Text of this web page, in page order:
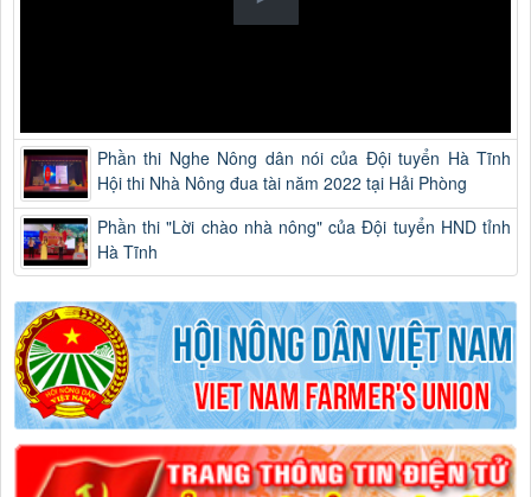
Phần thi Nghe Nông dân nói của Đội tuyển Hà Tĩnh
Hội thi Nhà Nông đua tài năm 2022 tại Hải Phòng
Phần thi "Lời chào nhà nông" của Đội tuyển HND tỉnh
Hà Tĩnh